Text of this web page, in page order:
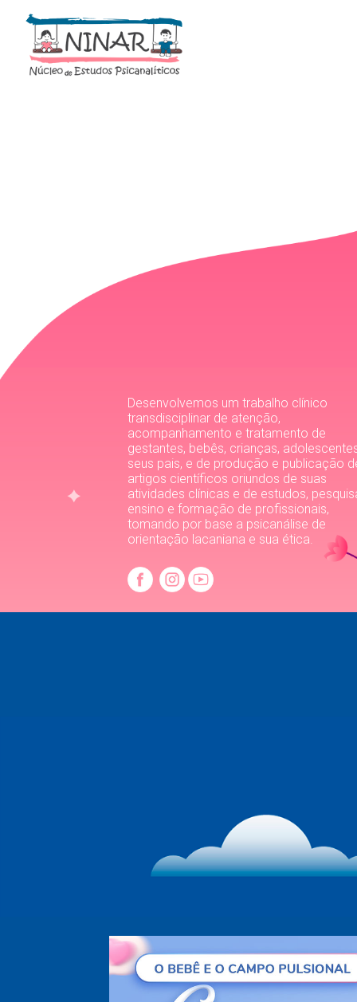
Desenvolvemos um trabalho clínico
transdisciplinar de atenção,
acompanhamento e tratamento de
gestantes, bebês, crianças,
seus pais, e de produção e publicação
artigos científicos oriundos de suas
atividades clínicas e de estudos,
ensino e formação de profissionais,
tomando por base a psicanálise de
orientação lacaniana e sua ética.